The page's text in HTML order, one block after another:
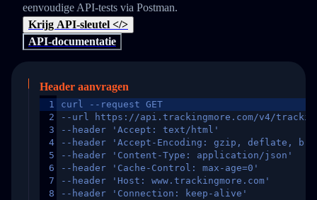
eenvoudige API-tests via Postman.
Krijg API-sleutel </>
API-documentatie
Header aanvragen
1
2
3
4
5
6
7
8
curl --request GET
--url https://api.trackingmore.com/v4/trackings/
--header 'Accept: text/html'
--header 'Accept-Encoding: gzip, deflate,
--header 'Content-Type: application/json'
--header 'Cache-Control: max-age=0'
--header 'Host: www.trackingmore.com'
--header 'Connection: keep-alive'